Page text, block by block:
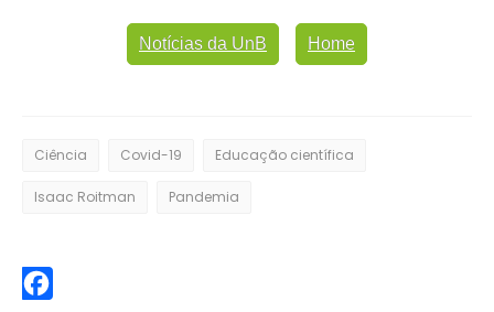
Notícias da UnB Home
Ciência Covid-19 Educação científica
Isaac Roitman Pandemia